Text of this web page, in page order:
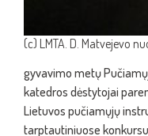
(c) LMTA. D. Matvejevo
gyvavimo metų
katedros dėstytojai
Lietuvos pučiamųjų
tarptautiniuose